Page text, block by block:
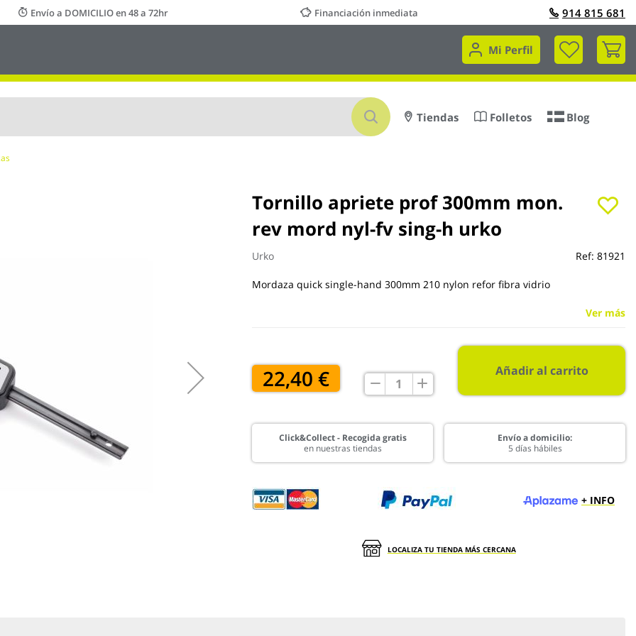
Envío a DOMICILIO en 48 a 72hr Financiación inmediata 914 815 681
Mi Perfil
Mi
Buscar
Tiendas Folletos Blog
Tornillo apriete prof 300mm mon.
rev mord nyl-fv sing-h urko
Urko Ref: 81921
Mordaza quick single-hand 300mm 210 nylon refor fibra vidrio
Ver más
22,40 € Añadir al carrito
Click&Collect - Recogida gratis
en nuestras tiendas
Envío a domicilio:
5 días hábiles
+ INFO
LOCALIZA TU TIENDA MÁS CERCANA